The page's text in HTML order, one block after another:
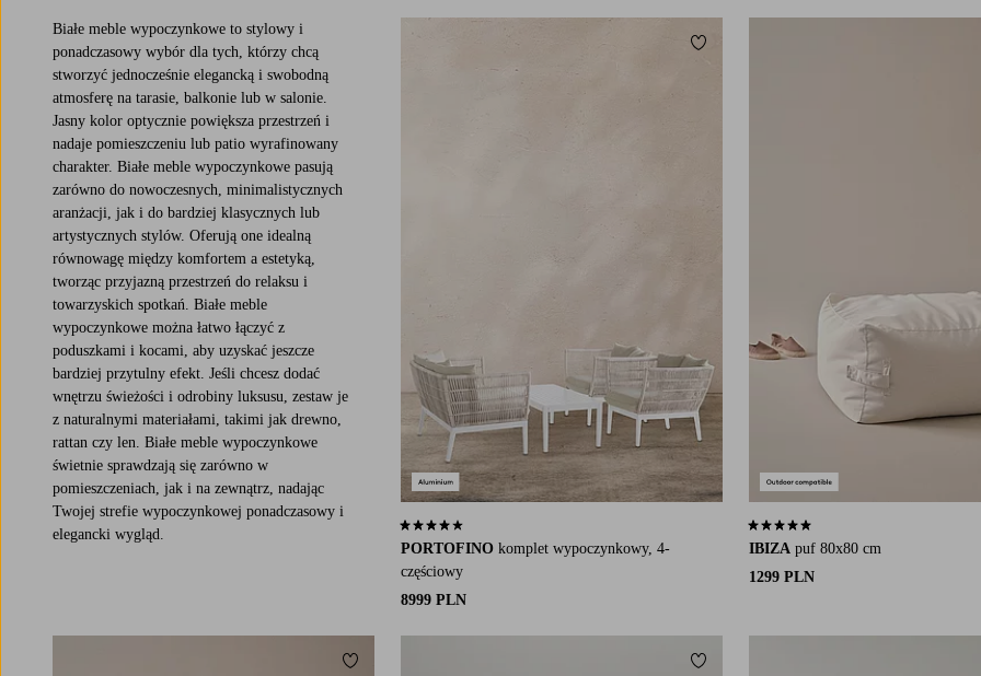
Białe meble wypoczynkowe to stylowy i
ponadczasowy wybór dla tych, którzy chcą
stworzyć jednocześnie elegancką i swobodną
atmosferę na tarasie, balkonie lub w salonie.
Jasny kolor optycznie powiększa przestrzeń i
nadaje pomieszczeniu lub patio wyrafinowany
charakter. Białe meble wypoczynkowe pasują
zarówno do nowoczesnych, minimalistycznych
aranżacji, jak i do bardziej klasycznych lub
artystycznych stylów. Oferują one idealną
równowagę między komfortem a estetyką,
tworząc przyjazną przestrzeń do relaksu i
towarzyskich spotkań. Białe meble
wypoczynkowe można łatwo łączyć z
poduszkami i kocami, aby uzyskać jeszcze
bardziej przytulny efekt. Jeśli chcesz dodać
wnętrzu świeżości i odrobiny luksusu, zestaw je
z naturalnymi materiałami, takimi jak drewno,
rattan czy len. Białe meble wypoczynkowe
świetnie sprawdzają się zarówno w
pomieszczeniach, jak i na zewnątrz, nadając
Twojej strefie wypoczynkowej ponadczasowy i
elegancki wygląd.
PORTOFINO komplet wypoczynkowy, 4-
częściowy
8999 PLN
4,0 opierając się na 28 ocenach
Dodaj do ulubionych
IBIZA puf 80x80 cm
1299 PLN
5,0 opierając się na 3 ocenach
Dodaj do ulubionych Dodaj do ulubionych